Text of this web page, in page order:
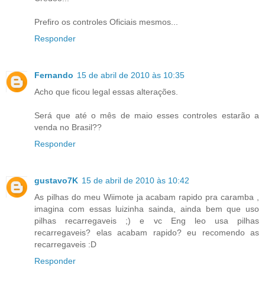
Prefiro os controles Oficiais mesmos...
Responder
Fernando 15 de abril de 2010 às 10:35
Acho que ficou legal essas alterações.
Será que até o mês de maio esses controles estarão a
venda no Brasil??
Responder
gustavo7K 15 de abril de 2010 às 10:42
As pilhas do meu Wiimote ja acabam rapido pra caramba ,
imagina com essas luizinha sainda, ainda bem que uso
pilhas recarregaveis ;) e vc Eng leo usa pilhas
recarregaveis? elas acabam rapido? eu recomendo as
recarregaveis :D
Responder